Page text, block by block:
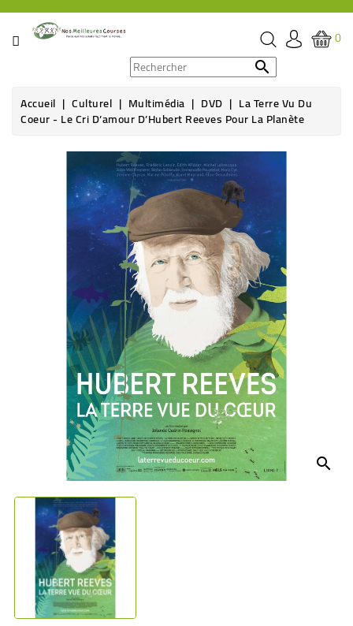
CATÉGORIE
ÉPICERIE
CULTUREL
0

Accueil Culturel Multimédia DVD La Terre Vu Du
Coeur - Le Cri D’amour D’Hubert Reeves Pour La Planète
search